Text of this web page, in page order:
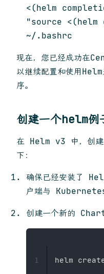
<(helm
"source <(helm
~/.bashrc
现在，您已经成功在
以继续配置和使用
序。
创建一个helm例
在 Helm v3 中，创建
下：
确保已经安装了
户端与 Kubernetes
创建一个新的 Chart
1